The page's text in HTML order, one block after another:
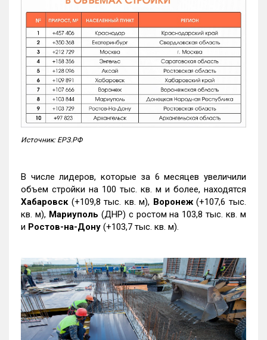
Источник: ЕРЗ.РФ
В числе лидеров, которые за 6 месяцев увеличили
объем стройки на 100 тыс. кв. м и более, находятся
Хабаровск (+109,8 тыс. кв. м), Воронеж(+107,6 тыс.
кв. м), Мариуполь (ДНР) с ростом на 103,8 тыс. кв. м
и Ростов-на-Дону (+103,7 тыс. кв. м).